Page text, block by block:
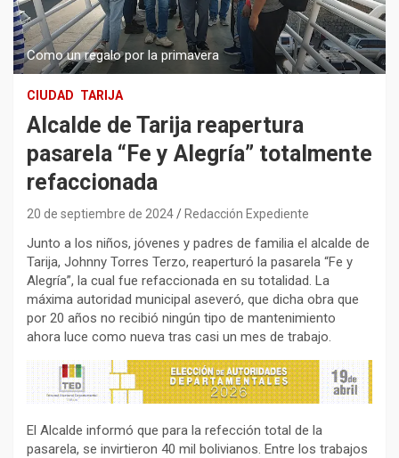
Como un regalo por la primavera
CIUDAD TARIJA
Alcalde de Tarija reapertura
pasarela “Fe y Alegría” totalmente
refaccionada
20 de septiembre de 2024 Redacción Expediente
Junto a los niños, jóvenes y padres de familia el alcalde de
Tarija, Johnny Torres Terzo, reaperturó la pasarela “Fe y
Alegría”, la cual fue refaccionada en su totalidad. La
máxima autoridad municipal aseveró, que dicha obra que
por 20 años no recibió ningún tipo de mantenimiento
ahora luce como nueva tras casi un mes de trabajo.
El Alcalde informó que para la refección total de la
pasarela, se invirtieron 40 mil bolivianos. Entre los trabajos